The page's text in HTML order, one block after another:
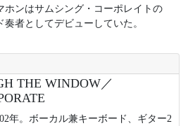
ホンはサムシング・コーポレイトの
者としてデビューしていた。
THE WINDOW／
年。ボーカル兼キーボード、ギター2